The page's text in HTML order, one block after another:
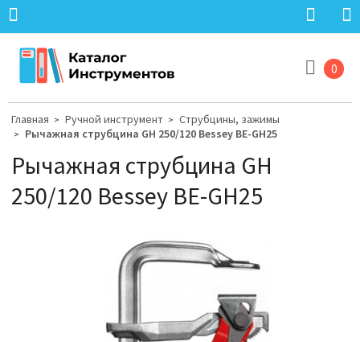
0
Главная > Ручной инструмент > Струбцины, зажимы
> Рычажная струбцина GH 250/120 Bessey BE-GH25
Рычажная струбцина GH
250/120 Bessey BE-GH25